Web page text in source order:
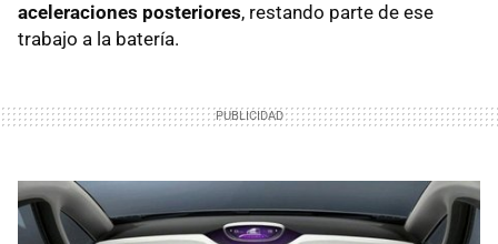
aceleraciones posteriores, restando parte de ese
trabajo a la batería.